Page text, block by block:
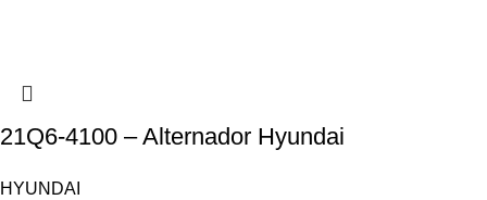
21Q6-4100 – Alternador Hyundai
HYUNDAI